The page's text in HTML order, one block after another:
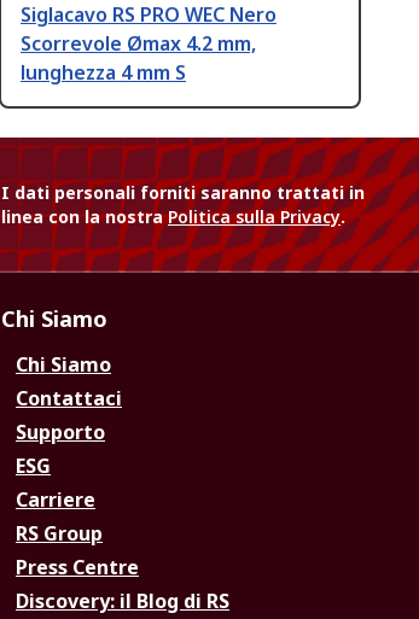
Siglacavo RS PRO WEC Nero
Scorrevole Ømax 4.2 mm,
lunghezza 4 mm S
I dati personali forniti saranno trattati in
linea con la nostraPolitica sulla Privacy.
Chi Siamo
Chi Siamo
Contattaci
Supporto
ESG
Carriere
RS Group
Press Centre
Discovery: il Blog di RS